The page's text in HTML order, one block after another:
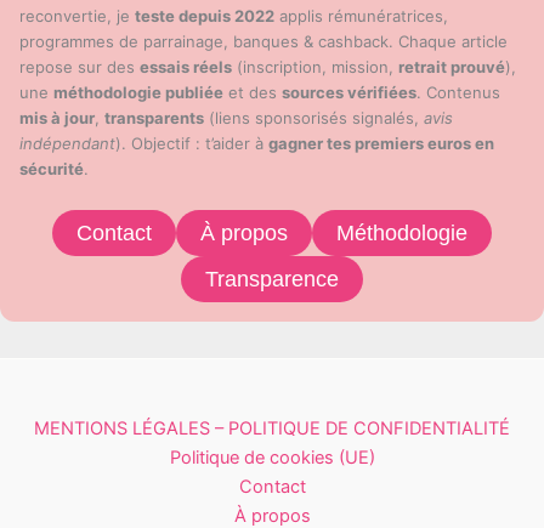
reconvertie, je teste depuis 2022 applis rémunératrices,
programmes de parrainage, banques & cashback. Chaque article
repose sur des essais réels (inscription, mission, retrait prouvé),
une méthodologie publiée et des sources vérifiées. Contenus
mis à jour, transparents (liens sponsorisés signalés, avis
indépendant). Objectif : t’aider à gagner tes premiers euros en
sécurité.
Contact À propos
Méthodologie
Transparence
MENTIONS LÉGALES – POLITIQUE DE CONFIDENTIALITÉ
Politique de cookies (UE)
Contact
À propos